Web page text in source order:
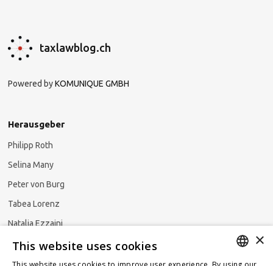
taxlawblog.ch
Powered byKOMUNIQUE GMBH
Herausgeber
Philipp Roth
Selina Many
Peter von Burg
Tabea Lorenz
Natalja Ezzaini
×
This website uses cookies